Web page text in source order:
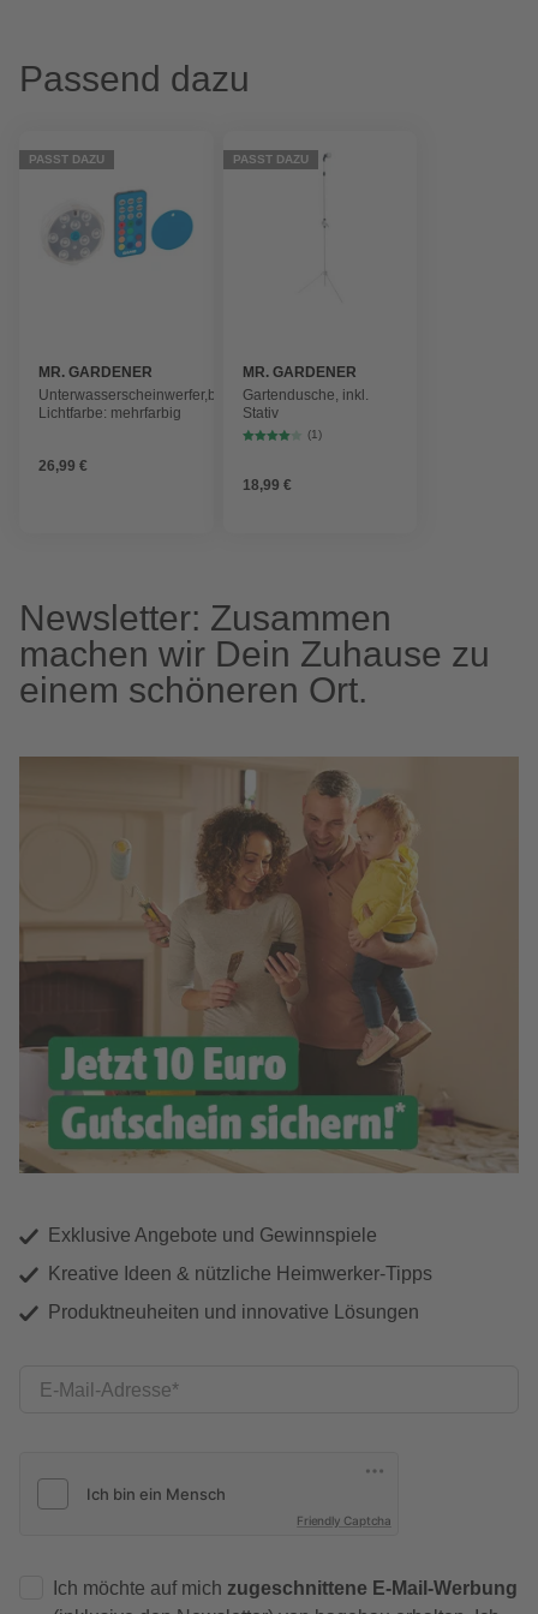
Passend dazu
PASST DAZU
MR. GARDENER
Unterwasserscheinwerfer,batteriebetrieben,
Lichtfarbe: mehrfarbig
26,99 €
PASST DAZU
MR. GARDENER
Gartendusche, inkl.
Stativ
(1)
18,99 €
Newsletter: Zusammen
machen wir Dein Zuhause zu
einem schöneren Ort.
Exklusive Angebote und Gewinnspiele
Kreative Ideen & nützliche Heimwerker-Tipps
Produktneuheiten und innovative Lösungen
E-Mail-Adresse
Friendly Captcha
Ich möchte auf mich zugeschnittene E-Mail-Werbung